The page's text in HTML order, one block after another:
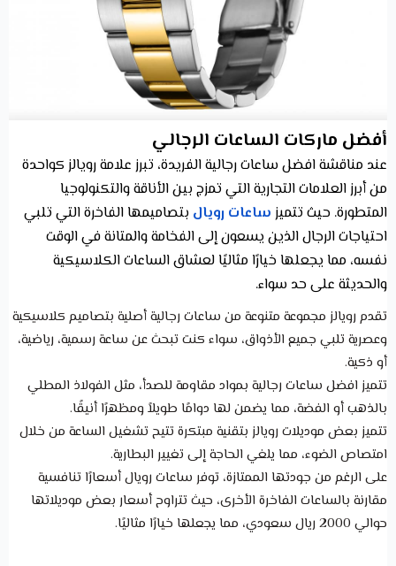
أفضل ماركات الساعات الرجالي
عند مناقشة افضل ساعات رجالية الفريدة، تبرز علامة رويالز كواحدة
من أبرز العلامات التجارية التي تمزج بين الأناقة والتكنولوجيا
المتطورة. حيث تتميز ساعات رويال بتصاميمها الفاخرة التي تلبي
احتياجات الرجال الذين يسعون إلى الفخامة والمتانة في الوقت
نفسه، مما يجعلها خيارًا مثاليًا لعشاق الساعات الكلاسيكية
والحديثة على حد سواء.
تقدم رويالز مجموعة متنوعة من ساعات رجالية أصلية بتصاميم كلاسيكية
وعصرية تلبي جميع الأذواق، سواء كنت تبحث عن ساعة رسمية، رياضية،
أو ذكية.
تتميز افضل ساعات رجالية بمواد مقاومة للصدأ، مثل الفولاذ المطلي
بالذهب أو الفضة، مما يضمن لها دوامًا طويلاً ومظهرًا أنيقًا.
تتميز بعض موديلات رويالز بتقنية مبتكرة تتيح تشغيل الساعة من خلال
امتصاص الضوء، مما يلغي الحاجة إلى تغيير البطارية.
على الرغم من جودتها الممتازة، توفر ساعات رويال أسعارًا تنافسية
مقارنة بالساعات الفاخرة الأخرى، حيث تتراوح أسعار بعض موديلاتها
حوالي 2000 ريال سعودي، مما يجعلها خيارًا مثاليًا.